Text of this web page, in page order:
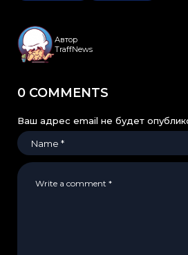
Автор
TraffNews
0 COMMENTS
Ваш адрес email не будет